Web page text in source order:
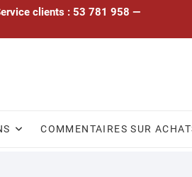
clients : 53 781 958 —
COMMENTAIRES SUR